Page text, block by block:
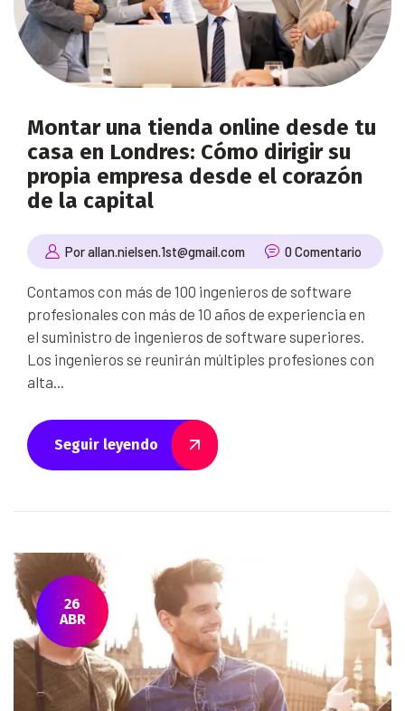
Montar una tienda online desde tu
casa en Londres: Cómo dirigir su
propia empresa desde el corazón
de la capital
Por allan.nielsen.1st@gmail.com 0 Comentario
Contamos con más de 100 ingenieros de software
profesionales con más de 10 años de experiencia en
el suministro de ingenieros de software superiores.
Los ingenieros se reunirán múltiples profesiones con
alta...
Seguir leyendo
26
ABR